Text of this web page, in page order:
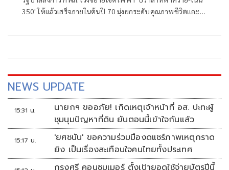
350' ให้แล้วเสร็จภายในต้นปี 70 มุ่งยกระดับคุณภาพชีวิตและ
NEWS UPDATE
15:31 น.
นายกฯ ขออภัย! เกิดเหตุเจ้าหน้าที่ อส. ปะทะผู้
ชุมนุมปัญหาที่ดิน ยันตอนนี้เข้าใจกันแล้ว
15:17 น.
'ยศชนัน' ขอความร่วมมืองดแชร์ภาพเหตุกราด
ยิง เป็นเรื่องสะเทือนใจคนไทยทั้งประเทศ